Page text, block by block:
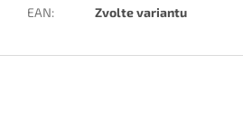
EAN: Zvolte variantu